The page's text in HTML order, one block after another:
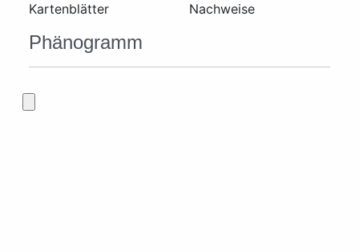
Kartenblätter
Nachweise
Phänogramm